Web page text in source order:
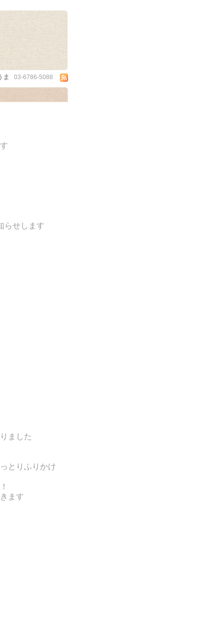
ま 03-6786-5088
らせします
ました
とりふりかけ
ます